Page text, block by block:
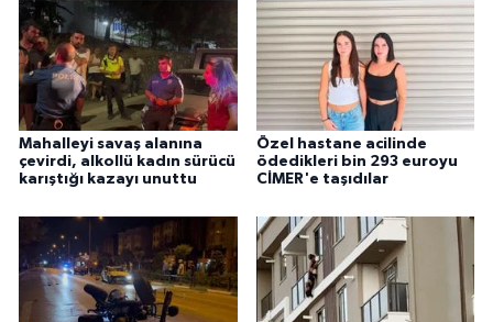
Mahalleyi savaş alanına
çevirdi, alkollü kadın sürücü
karıştığı kazayı unuttu
Özel hastane acilinde
ödedikleri bin 293 euroyu
CİMER'e taşıdılar